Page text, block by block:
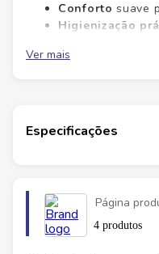
Conforto suave
Higienização
Maciez
cuidados do bebê. No
garantia de
Marca: Johnsons Baby
Unidades: 100
Ver mais
Especificações
Página
4 produtos